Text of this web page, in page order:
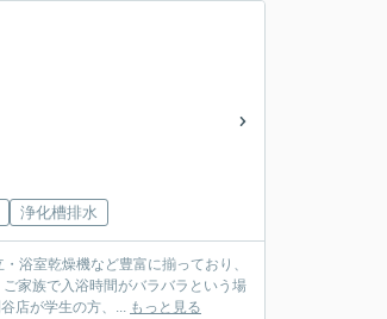
浄化槽排水
浴室乾燥機など豊富に揃っており、
家族で入浴時間がバラバラという場
店が学生の方、... もっと見る